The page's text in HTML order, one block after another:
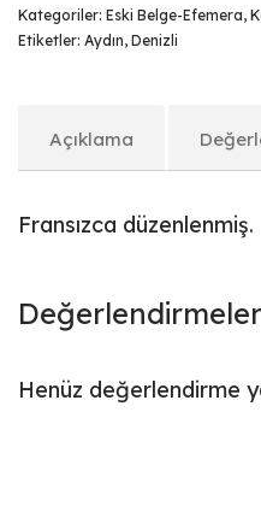
Kategoriler: Eski Belge-Efemera,
Etiketler: Aydın, Denizli
Açıklama
Fransızca düzenlenmiş.
Değerlendirmeler
Henüz değerlendirme